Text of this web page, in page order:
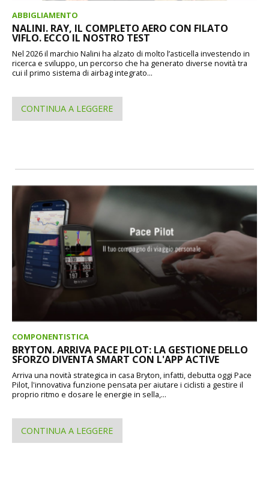
ABBIGLIAMENTO
NALINI. RAY, IL COMPLETO AERO CON FILATO
VIFLO. ECCO IL NOSTRO TEST
Nel 2026 il marchio Nalini ha alzato di molto l’asticella investendo in
ricerca e sviluppo, un percorso che ha generato diverse novità tra
cui il primo sistema di airbag integrato...
CONTINUA A LEGGERE
COMPONENTISTICA
BRYTON. ARRIVA PACE PILOT: LA GESTIONE DELLO
SFORZO DIVENTA SMART CON L'APP ACTIVE
Arriva una novità strategica in casa Bryton, infatti, debutta oggi Pace
Pilot, l'innovativa funzione pensata per aiutare i ciclisti a gestire il
proprio ritmo e dosare le energie in sella,...
CONTINUA A LEGGERE